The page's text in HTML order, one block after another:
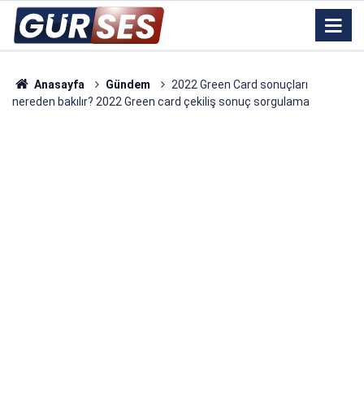
Anasayfa Gündem
2022 Green Card sonuçları
nereden bakılır? 2022 Green card çekiliş sonuç sorgulama